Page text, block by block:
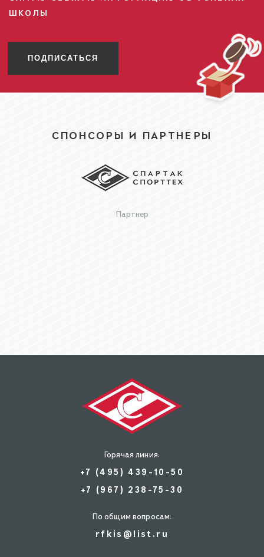
ШКОЛЫ
ПОДПИСАТЬСЯ
СПОНСОРЫ И ПАРТНЕРЫ
Партнер
Горячая линия:
+7 (495) 439-10-50
+7 (967) 238-75-30
По общим вопросам:
rfkis@list.ru